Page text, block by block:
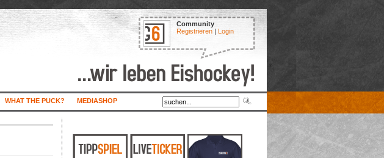
Community
Registrieren | Login
WHAT THE PUCK? MEDIASHOP